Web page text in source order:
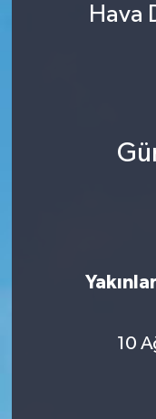
Hava
10
Ekonomi
Haber Arşivi